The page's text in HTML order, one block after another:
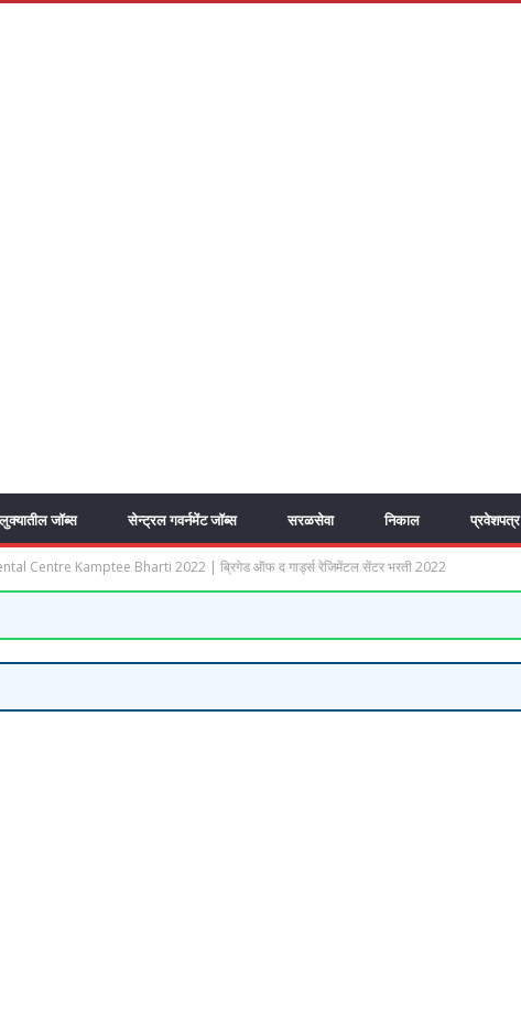
जॉब्स सेन्ट्रल गवर्नमेंट जॉब्स सरळसेवा निकाल प्रवेशपत्र
Centre Kamptee Bharti 2022 | ब्रिगेड ऑफ द गार्ड्स रेजिमेंटल सेंटर भरती 2022